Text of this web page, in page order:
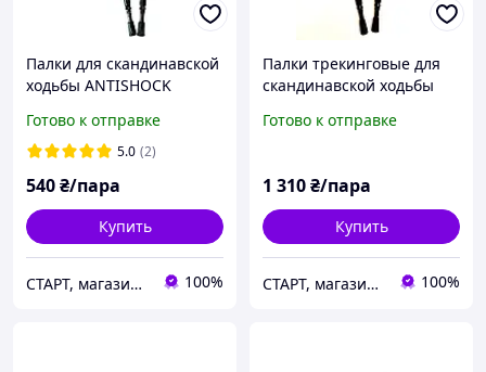
Палки для скандинавской
ходьбы ANTISHOCK
алюминиевые 63 135 см
(пара) для туризма и
Готово к отправке
5.0 (2)
540₴/пара
Купить
СТАРТ, магазин спортивных товаров 100%
Палки трекинговые для
скандинавской ходьбы
телескопические 65 135
Готово к отправке
1 310₴/пара
Купить
СТАРТ, магазин спортивных товаров 100%